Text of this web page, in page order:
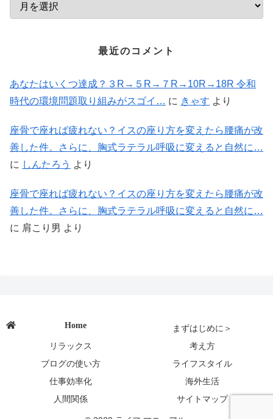
最近のコメント
あなたはいくつ達成？３R→５R→７R→10R→18R 令和
時代の環境問題取り組みがスゴイ… に きゃす より
座骨で座れば疲れない？イスの座り方を変えたら腰痛が改
善した件。さらに、胸式ラテラル呼吸に変えると自然に…
に しんたろう より
座骨で座れば疲れない？イスの座り方を変えたら腰痛が改
善した件。さらに、胸式ラテラル呼吸に変えると自然に…
に 肩こり男 より
Home
まずはじめに＞
リラックス
考え方
ブログの使い方
ライフスタイル
仕事効率化
海外生活
人間関係
サイトマップ